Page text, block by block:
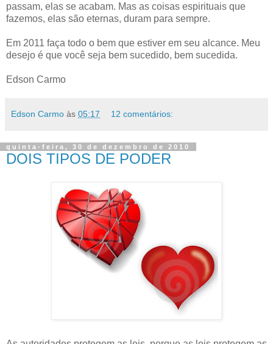
passam, elas se acabam. Mas as coisas espirituais que
fazemos, elas são eternas, duram para sempre.
Em 2011 faça todo o bem que estiver em seu alcance. Meu
desejo é que você seja bem sucedido, bem sucedida.
Edson Carmo
Edson Carmo às 05:17 12 comentários:
quinta-feira, 30 de dezembro de 2010
DOIS TIPOS DE PODER